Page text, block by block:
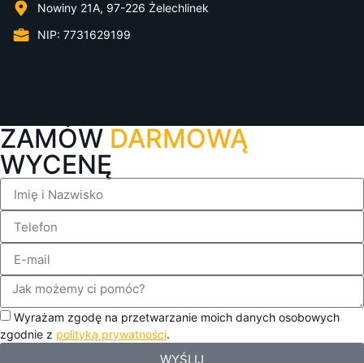
Nowiny 21A, 97-226 Żelechlinek
NIP: 7731629199
ZAMÓW DARMOWĄ
WYCENĘ
Wyrażam zgodę na przetwarzanie moich danych osobowych
zgodnie z polityką prywatności.
WYŚLIJ